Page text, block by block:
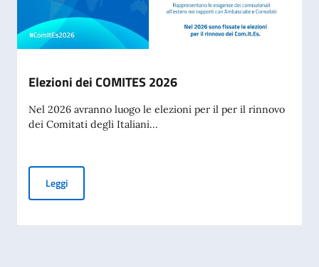
Elezioni dei COMITES 2026
Nel 2026 avranno luogo le elezioni per il per il rinnovo
dei Comitati degli Italiani...
LeggiElezioni dei COMITES 2026